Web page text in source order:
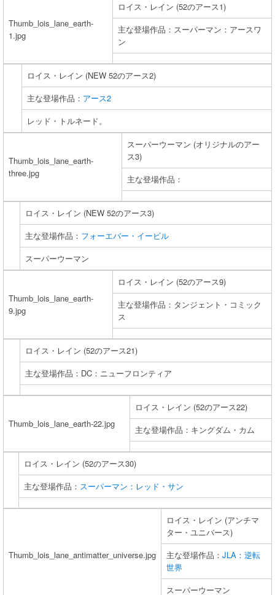
Thumb_lois_lane_earth-
1.jpg
ロイス・レイン (52のアース1)
主な登場作品：スーパーマン：アースワ
ン
ロイス・レイン (NEW 52のアース2)
主な登場作品： アース2
レッド・トルネード。
Thumb_lois_lane_earth-
three.jpg
スーパーウーマン (オリジナルのアー
ス3)
主な登場作品：
ロイス・レイン (NEW 52のアース3)
主な登場作品： フォーエバー・イービル
スーパーウーマン
Thumb_lois_lane_earth-
9.jpg
ロイス・レイン (52のアース9)
主な登場作品：タンジェント・コミック
ス
ロイス・レイン (52のアース21)
主な登場作品：DC：ニューフロンティア
Thumb_lois_lane_earth-22.jpg
ロイス・レイン (52のアース22)
主な登場作品：キングダム・カム
ロイス・レイン (52のアース30)
主な登場作品： スーパーマン：レッド・サン
Thumb_lois_lane_antimatter_universe.jpg
ロイス・レイン (アンチマ
ター・ユニバース)
主な登場作品： JLA：逆転
世界
スーパーウーマン